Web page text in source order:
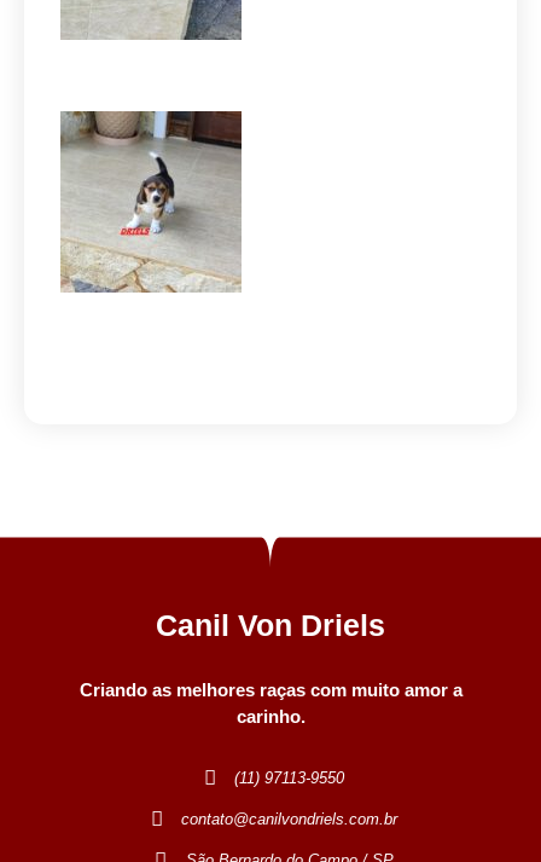
Canil Von Driels
Criando as melhores raças com muito amor a
carinho.
(11) 97113-9550
contato@canilvondriels.com.br